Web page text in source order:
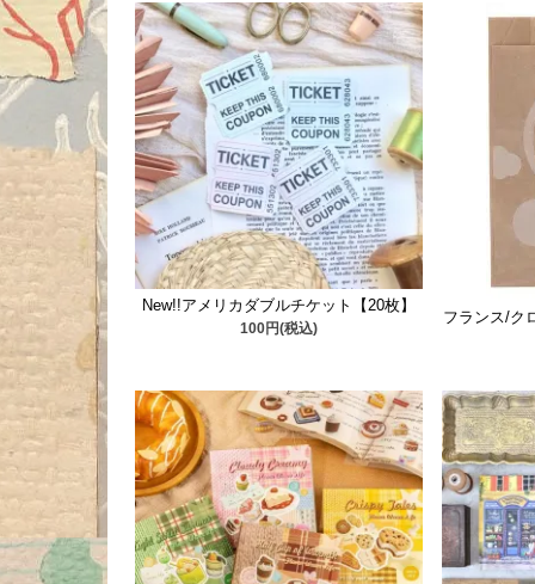
New!!アメリカダブルチケット【20枚】
100円(税込)
フランス/ク